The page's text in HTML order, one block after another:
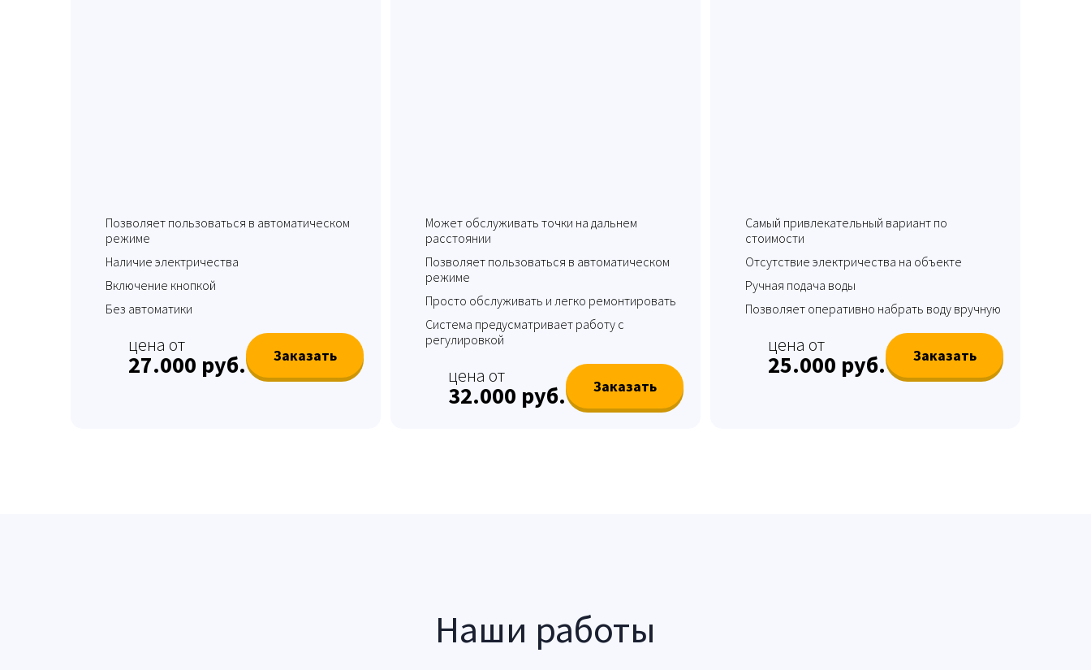
Позволяет пользоваться в автоматическом
режиме
Наличие электричества
Включение кнопкой
Без автоматики
цена от
27.000 руб. Заказать
Может обслуживать точки на дальнем
расстоянии
Позволяет пользоваться в автоматическом
режиме
Просто обслуживать и легко ремонтировать
Система предусматривает работу с
регулировкой
цена от
32.000 руб. Заказать
Самый привлекательный вариант по
стоимости
Отсутствие электричества на объекте
Ручная подача воды
Позволяет оперативно набрать воду вручную
цена от
25.000 руб. Заказать
Наши работы